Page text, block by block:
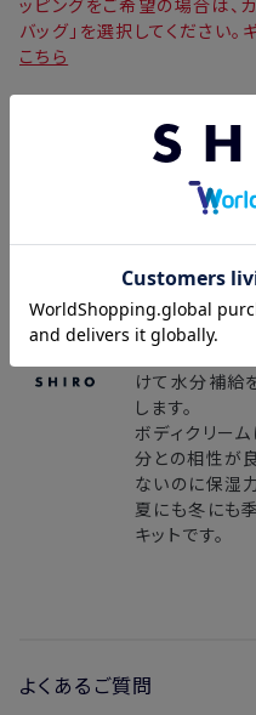
ッピングをご希望の場合は、
バッグ」を選択してください
こちら
■スタッフコメント
を高めたい日
用しています。
ボディミスト
けて水分補給
します。
ボディクリー
分との相性が
ないのに保湿
夏にも冬にも
キットです。
よくあるご質問